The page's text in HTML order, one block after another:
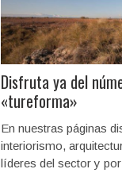
Disfruta ya del
«tureforma»
En nuestras páginas
interiorismo,
líderes del sector y